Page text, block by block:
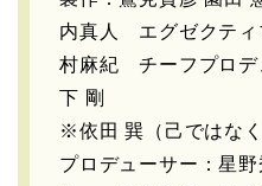
内真人 エグゼクティ
村麻紀 チーフプロデ
下 剛
※依田 巽（己ではなく
プロデューサー：星